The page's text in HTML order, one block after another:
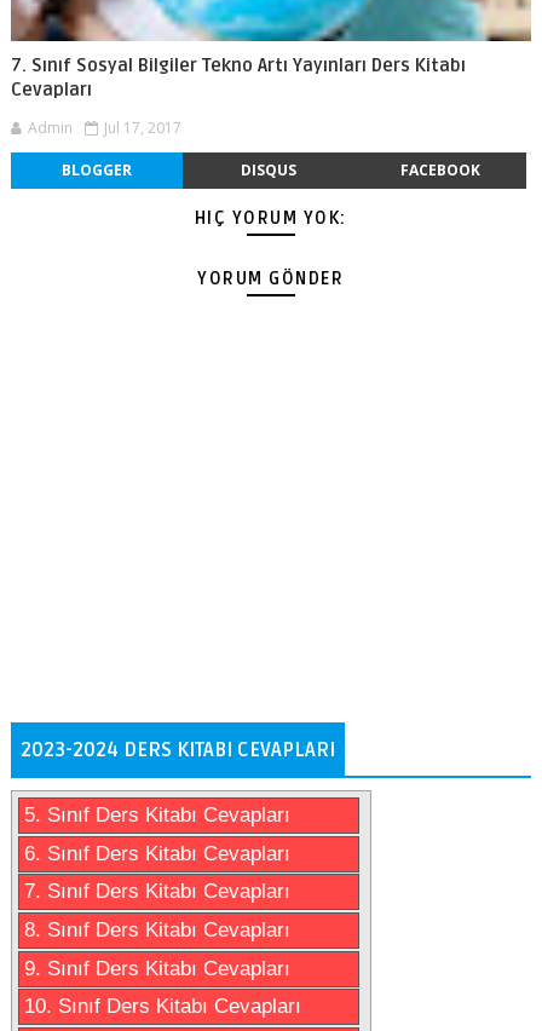
7. Sınıf Sosyal Bilgiler Tekno Artı Yayınları Ders Kitabı
Cevapları
Admin Jul 17, 2017
BLOGGER DISQUS FACEBOOK
HIÇ YORUM YOK:
YORUM GÖNDER
2023-2024 DERS KITABI CEVAPLARI
5. Sınıf Ders Kitabı Cevapları
6. Sınıf Ders Kitabı Cevapları
7. Sınıf Ders Kitabı Cevapları
8. Sınıf Ders Kitabı Cevapları
9. Sınıf Ders Kitabı Cevapları
10. Sınıf Ders Kitabı Cevapları